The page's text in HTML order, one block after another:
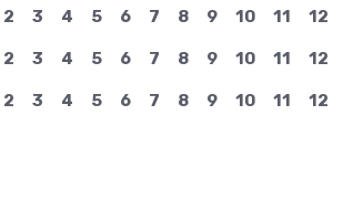
2 3 4 5 6 7 8 9 10 11 12
2 3 4 5 6 7 8 9 10 11 12
2 3 4 5 6 7 8 9 10 11 12